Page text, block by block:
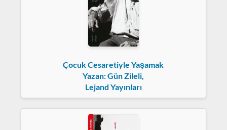
Çocuk Cesaretiyle Yaşamak
Yazan: Gün Zileli,
Lejand Yayınları